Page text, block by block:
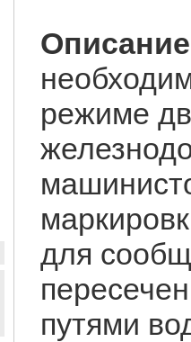
режиме
для
путями